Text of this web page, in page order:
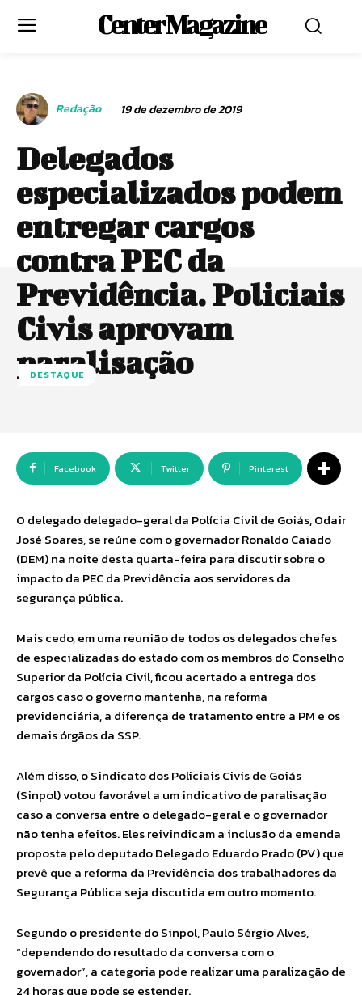
Center Magazine
Redação 19 de dezembro de 2019
Delegados
especializados podem
entregar cargos
contra PEC da
Previdência. Policiais
Civis aprovam
paralisação
DESTAQUE
Facebook Twitter Pinterest
O delegado delegado-geral da Polícia Civil de Goiás, Odair
José Soares, se reúne com o governador Ronaldo Caiado
(DEM) na noite desta quarta-feira para discutir sobre o
impacto da PEC da Previdência aos servidores da
segurança pública.
Mais cedo, em uma reunião de todos os delegados chefes
de especializadas do estado com os membros do Conselho
Superior da Polícia Civil, ficou acertado a entrega dos
cargos caso o governo mantenha, na reforma
previdenciária, a diferença de tratamento entre a PM e os
demais órgãos da SSP.
Além disso, o Sindicato dos Policiais Civis de Goiás
(Sinpol) votou favorável a um indicativo de paralisação
caso a conversa entre o delegado-geral e o governador
não tenha efeitos. Eles reivindicam a inclusão da emenda
proposta pelo deputado Delegado Eduardo Prado (PV) que
prevê que a reforma da Previdência dos trabalhadores da
Segurança Pública seja discutida em outro momento.
Segundo o presidente do Sinpol, Paulo Sérgio Alves,
“dependendo do resultado da conversa com o
governador”, a categoria pode realizar uma paralização de
24 horas que pode se estender.